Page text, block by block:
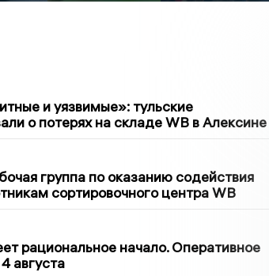
и уязвимые»: тульские
о потерях на складе WB в Алексине
группа по оказанию содействия
сортировочного центра WB
рациональное начало. Оперативное
августа